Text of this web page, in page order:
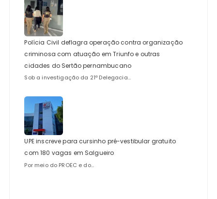
Polícia Civil deflagra operação contra organização
criminosa com atuação em Triunfo e outras
cidades do Sertão pernambucano
Sob a investigação da 21ª Delegacia...
UPE inscreve para cursinho pré-vestibular gratuito
com 180 vagas em Salgueiro
Por meio do PROEC e do...